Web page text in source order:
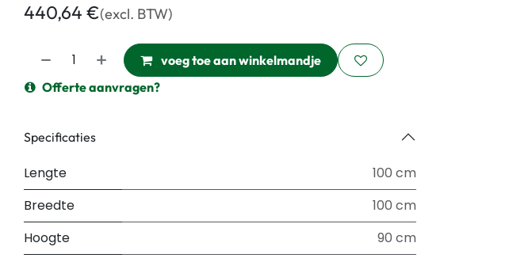
440,64 €(excl. BTW)
voeg toe aan winkelmandje
Offerte aanvragen?
Specificaties
Lengte
100 cm
Breedte
100 cm
Hoogte
90 cm